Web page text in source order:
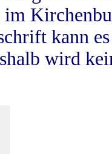
kann
wird